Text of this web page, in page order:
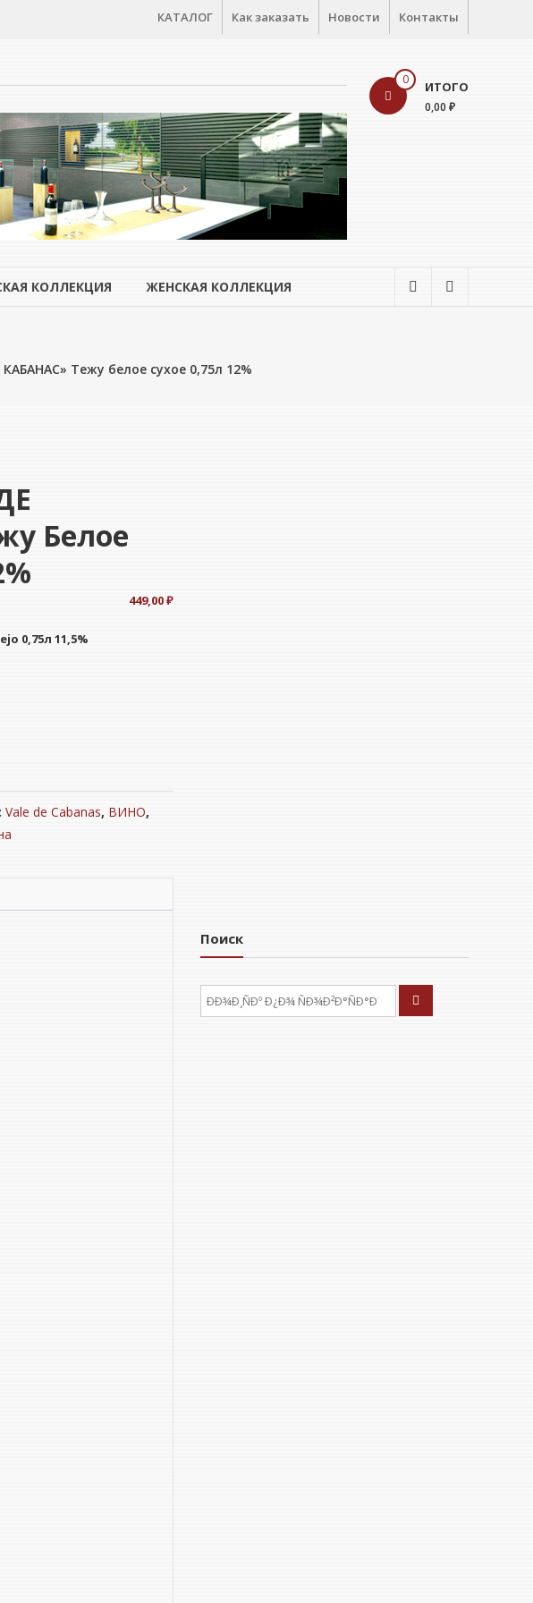
КАТАЛОГ Как заказать Новости Контакты
0 ИТОГО
0,00 ₽
КОЛЛЕКЦИЯ ЖЕНСКАЯ КОЛЛЕКЦИЯ
Тежу белое сухое 0,75л 12%
Белое
449,00₽
0,75л 11,5%
Vale de Cabanas, ВИНО,
Поиск
ÐÑÐºÐ°ÑÑ: